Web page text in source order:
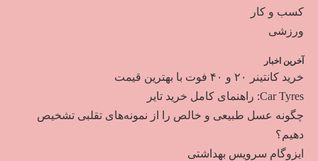
کسب و کار
ورزشی
آخرین اخبار
خرید کانتینر ۲۰ و ۴۰ فوت با بهترین قیمت
Car Tyres: راهنمای کامل خرید تایر
چگونه عسل طبیعی و خالص را از نمونه‌های تقلبی تشخیص
دهیم؟
ایزوگام سرویس بهداشتی